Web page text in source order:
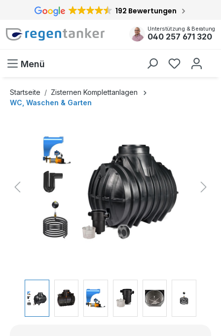
springen 192 Bewertungen
Unterstützung & Beratung
040 257 671 320
Menü
Startseite
Zisternen Komplettanlagen
WC, Waschen & Garten